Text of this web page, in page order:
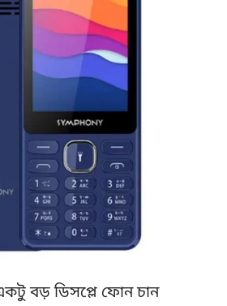
বড় ডিসপ্লে ফোন চান